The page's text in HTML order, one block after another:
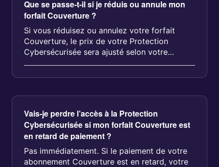
Que se passe-t-il si je réduis ou annule mon
forfait Couverture ?
Si vous réduisez ou annulez votre forfait
Couverture, le prix de votre Protection
Cybersécurisée sera ajusté selon votre
nouveau for...
Vais-je perdre l’accès à la Protection
Cybersécurisée si mon forfait Couverture est
en retard de paiement ?
Pas immédiatement. Si le paiement de votre
abonnement Couverture est en retard, votre